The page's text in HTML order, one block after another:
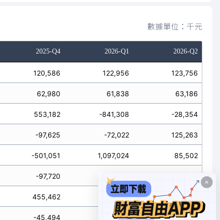
數據單位：千元
2025-Q4 2026-Q1 2026-Q2
120,586 122,956 123,756
62,980 61,838 63,186
553,182 -841,308 -28,354
-97,625 -72,022 125,263
-501,051 1,097,024 85,502
-97,720 -14,063
455,462 -855,371 -63,448
-45,494 183,694 182,411